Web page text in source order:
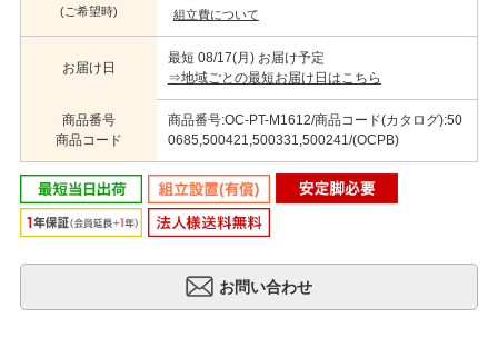
(ご希望時) 組立費について
お届け日
最短 08/17(月) お届け予定
⇒地域ごとの最短お届け日はこちら
商品番号
商品コード
商品番号:OC-PT-M1612/商品コード(カタログ):50
0685,500421,500331,500241/(OCPB)